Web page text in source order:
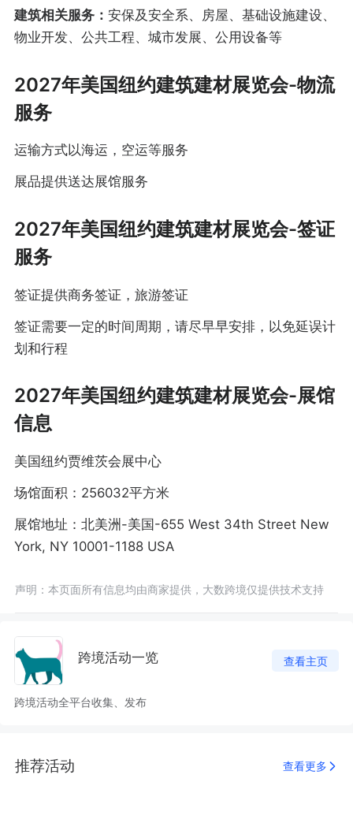
建筑相关服务： 安保及安全系、房屋、基础设施建设、
物业开发、公共工程、城市发展、公用设备等
2027年美国纽约建筑建材展览会-物流
服务
运输方式以海运，空运等服务
展品提供送达展馆服务
2027年美国纽约建筑建材展览会-签证
服务
签证提供商务签证，旅游签证
签证需要一定的时间周期，请尽早早安排，以免延误计
划和行程
2027年美国纽约建筑建材展览会-展馆
信息
美国纽约贾维茨会展中心
场馆面积：256032平方米
展馆地址：北美洲-美国-655 West 34th Street New
York, NY 10001-1188 USA
声明：本页面所有信息均由商家提供，大数跨境仅提供技术支持
跨境活动一览 查看主页
跨境活动全平台收集、发布
推荐活动 查看更多